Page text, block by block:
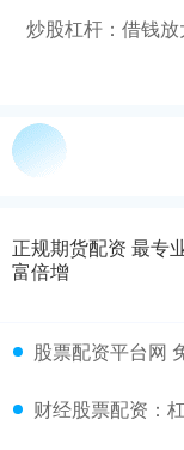
炒股杠杆：借钱放
正规期货配资 最专
富倍增
股票配资平台网
财经股票配资：